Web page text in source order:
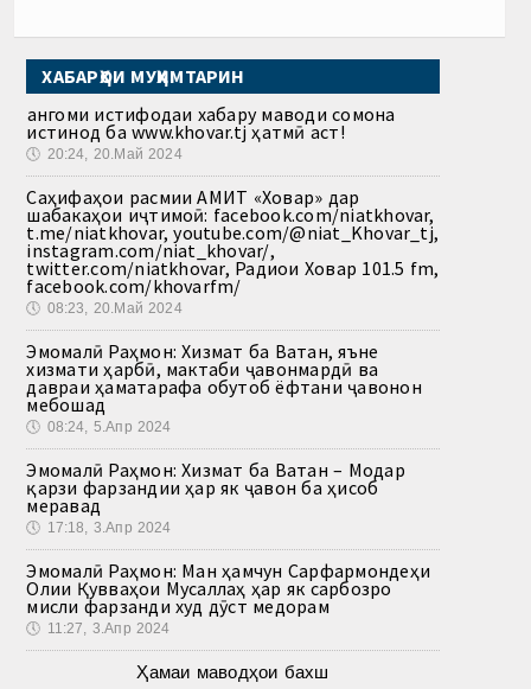
ХАБАРҲОИ МУҲИМТАРИН
Ҳангоми истифодаи хабару маводи сомона
истинод ба www.khovar.tj ҳатмӣ аст!
🕔 20:24, 20.Май 2024
Саҳифаҳои расмии АМИТ «Ховар» дар
шабакаҳои иҷтимоӣ: facebook.com/niatkhovar,
t.me/niatkhovar, youtube.com/@niat_Khovar_tj,
instagram.com/niat_khovar/,
twitter.com/niatkhovar, Радиои Ховар 101.5 fm,
facebook.com/khovarfm/
🕔 08:23, 20.Май 2024
Эмомалӣ Раҳмон: Хизмат ба Ватан, яъне
хизмати ҳарбӣ, мактаби ҷавонмардӣ ва
давраи ҳаматарафа обутоб ёфтани ҷавонон
мебошад
🕔 08:24, 5.Апр 2024
Эмомалӣ Раҳмон: Хизмат ба Ватан – Модар
қарзи фарзандии ҳар як ҷавон ба ҳисоб
меравад
🕔 17:18, 3.Апр 2024
Эмомалӣ Раҳмон: Ман ҳамчун Сарфармондеҳи
Олии Қувваҳои Мусаллаҳ ҳар як сарбозро
мисли фарзанди худ дӯст медорам
🕔 11:27, 3.Апр 2024
Ҳамаи маводҳои бахш